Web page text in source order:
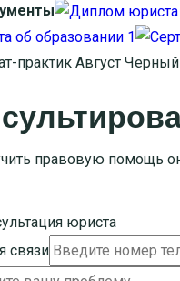
практик Август
правовую помощь
юриста
связи